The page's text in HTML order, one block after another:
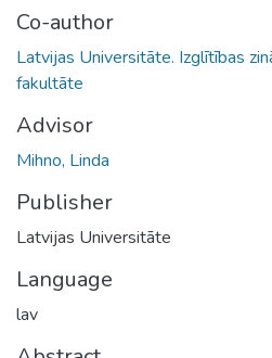
Co-author
Latvijas Universitāte. Izglītības
fakultāte
Advisor
Mihno, Linda
Publisher
Latvijas Universitāte
Language
lav